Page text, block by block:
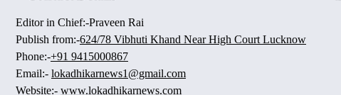
Editor in Chief:-Praveen Rai
Publish from:-624/78 Vibhuti Khand Near High Court Lucknow
Phone:-+91 9415000867
Email:- lokadhikarnews1@gmail.com
Website:- www.lokadhikarnews.com